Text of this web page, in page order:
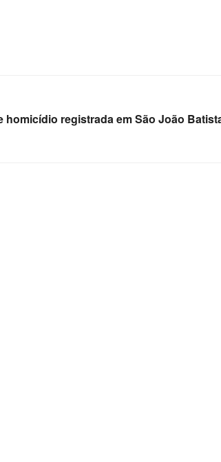
homicídio registrada em São João